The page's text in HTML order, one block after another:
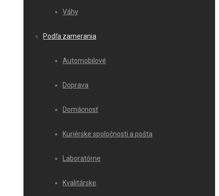
Váhy
Podľa zamerania
Automobilové
Doprava
Domácnosť
Kuriérske spoločnosti a pošta
Laboratórne
Kvalitárske